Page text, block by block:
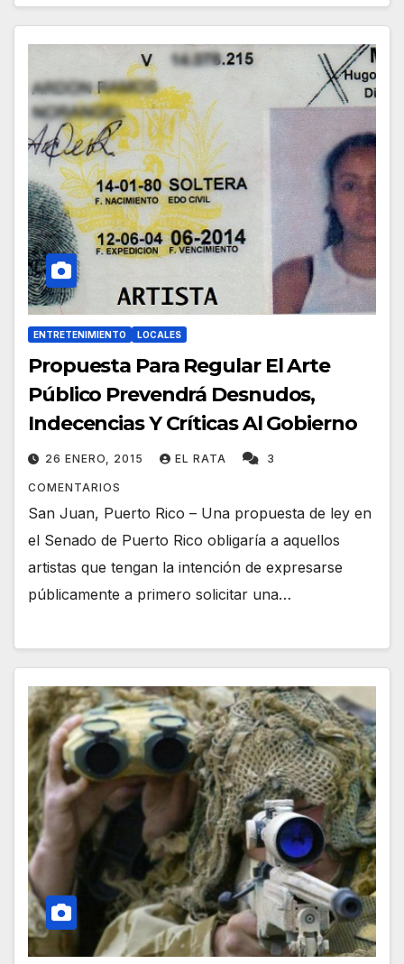
ENTRETENIMIENTO LOCALES
Propuesta Para Regular El Arte
Público Prevendrá Desnudos,
Indecencias Y Críticas Al Gobierno
26 ENERO, 2015 EL RATA 3
COMENTARIOS
San Juan, Puerto Rico – Una propuesta de ley en
el Senado de Puerto Rico obligaría a aquellos
artistas que tengan la intención de expresarse
públicamente a primero solicitar una…